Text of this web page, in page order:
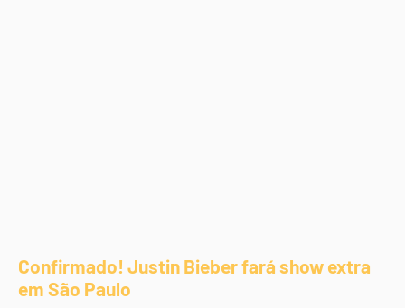
Confirmado! Justin Bieber fará show extra
em São Paulo